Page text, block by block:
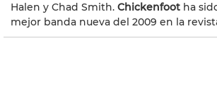
Halen y Chad Smith. Chickenfoot ha
mejor banda nueva del 2009 en la